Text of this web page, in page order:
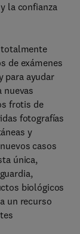
la confianza
totalmente
de exámenes
para ayudar
nuevas
frotis de
fotografías
y
casos
única,
biológicos
un recurso